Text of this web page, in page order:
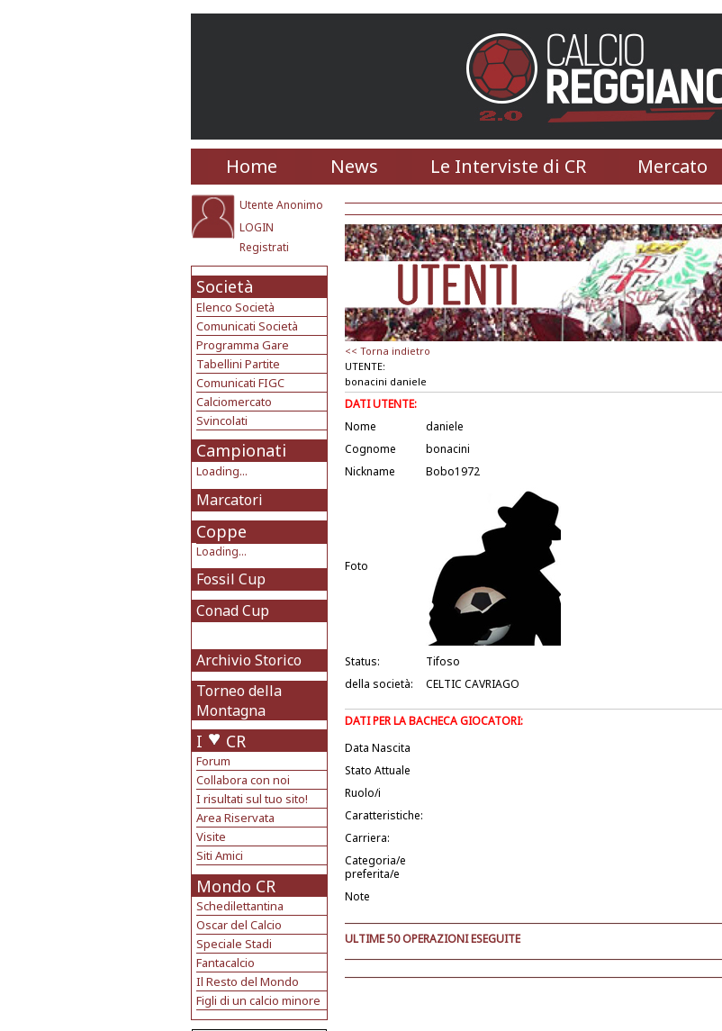
Home News Le Interviste di CR Mercato
Utente Anonimo
LOGIN
Registrati
Società
Elenco Società
Comunicati Società
Programma Gare
Tabellini Partite
Comunicati FIGC
Calciomercato
Svincolati
Campionati
Loading...
Marcatori
Coppe
Loading...
Fossil Cup
Conad Cup
Archivio Storico
Torneo della
Montagna
I CR
Forum
Collabora con noi
I risultati sul tuo sito!
Area Riservata
Visite
Siti Amici
Mondo CR
Schedilettantina
Oscar del Calcio
Speciale Stadi
Fantacalcio
Il Resto del Mondo
Figli di un calcio minore
<< Torna indietro
UTENTE:
bonacini daniele
DATI UTENTE:
Nome
daniele
Cognome
bonacini
Nickname
Bobo1972
Foto
Status:
Tifoso
della società:
CELTIC CAVRIAGO
DATI PER LA BACHECA GIOCATORI:
Data Nascita
Stato Attuale
Ruolo/i
Caratteristiche:
Carriera:
Categoria/e
preferita/e
Note
ULTIME 50 OPERAZIONI ESEGUITE